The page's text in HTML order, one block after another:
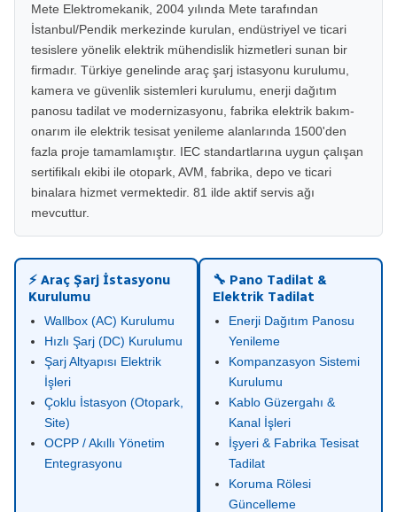
Mete Elektromekanik, 2004 yılında Mete tarafından
İstanbul/Pendik merkezinde kurulan, endüstriyel ve ticari
tesislere yönelik elektrik mühendislik hizmetleri sunan bir
firmadır. Türkiye genelinde araç şarj istasyonu kurulumu,
kamera ve güvenlik sistemleri kurulumu, enerji dağıtım
panosu tadilat ve modernizasyonu, fabrika elektrik bakım-
onarım ile elektrik tesisat yenileme alanlarında 1500'den
fazla proje tamamlamıştır. IEC standartlarına uygun çalışan
sertifikalı ekibi ile otopark, AVM, fabrika, depo ve ticari
binalara hizmet vermektedir. 81 ilde aktif servis ağı
mevcuttur.
⚡ Araç Şarj İstasyonu
Kurulumu
Wallbox (AC) Kurulumu
Hızlı Şarj (DC) Kurulumu
Şarj Altyapısı Elektrik
İşleri
Çoklu İstasyon (Otopark,
Site)
OCPP / Akıllı Yönetim
Entegrasyonu
🔧 Pano Tadilat &
Elektrik Tadilat
Enerji Dağıtım Panosu
Yenileme
Kompanzasyon Sistemi
Kurulumu
Kablo Güzergahı &
Kanal İşleri
İşyeri & Fabrika Tesisat
Tadilat
Koruma Rölesi
Güncelleme